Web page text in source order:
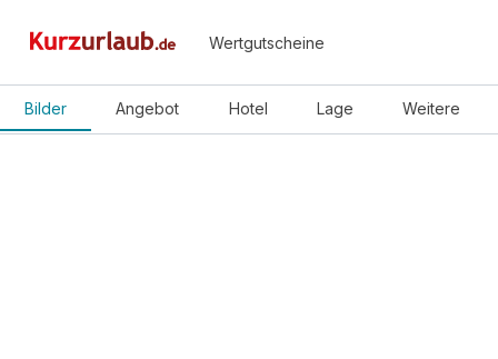
Wertgutscheine
Bilder Angebot Hotel Lage Weitere